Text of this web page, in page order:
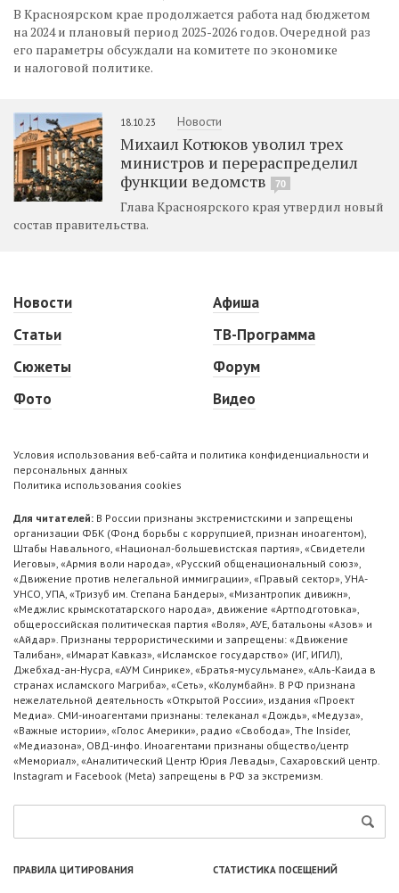
В Красноярском крае продолжается работа над бюджетом
на 2024 и плановый период 2025-2026 годов. Очередной раз
его параметры обсуждали на комитете по экономике
и налоговой политике.
18.10.23 Новости
Михаил Котюков уволил трех
министров и перераспределил
функции ведомств
70
Глава Красноярского края утвердил новый
состав правительства.
Новости
Статьи
Сюжеты
Фото
Афиша
ТВ-Программа
Форум
Видео
Условия использования веб-сайта и политика конфиденциальности и
персональных данных
Политика использования cookies
Для читателей: В России признаны экстремистскими и запрещены
организации ФБК (Фонд борьбы с коррупцией, признан иноагентом),
Штабы Навального, «Национал-большевистская партия», «Свидетели
Иеговы», «Армия воли народа», «Русский общенациональный союз»,
«Движение против нелегальной иммиграции», «Правый сектор», УНА-
УНСО, УПА, «Тризуб им. Степана Бандеры», «Мизантропик дивижн»,
«Меджлис крымскотатарского народа», движение «Артподготовка»,
общероссийская политическая партия «Воля», АУЕ, батальоны «Азов» и
«Айдар». Признаны террористическими и запрещены: «Движение
Талибан», «Имарат Кавказ», «Исламское государство» (ИГ, ИГИЛ),
Джебхад-ан-Нусра, «АУМ Синрике», «Братья-мусульмане», «Аль-Каида в
странах исламского Магриба», «Сеть», «Колумбайн». В РФ признана
нежелательной деятельность «Открытой России», издания «Проект
Медиа». СМИ-иноагентами признаны: телеканал «Дождь», «Медуза»,
«Важные истории», «Голос Америки», радио «Свобода», The Insider,
«Медиазона», ОВД-инфо. Иноагентами признаны общество/центр
«Мемориал», «Аналитический Центр Юрия Левады», Сахаровский центр.
Instagram и Facebook (Metа) запрещены в РФ за экстремизм.
ПРАВИЛА ЦИТИРОВАНИЯ СТАТИСТИКА ПОСЕЩЕНИЙ